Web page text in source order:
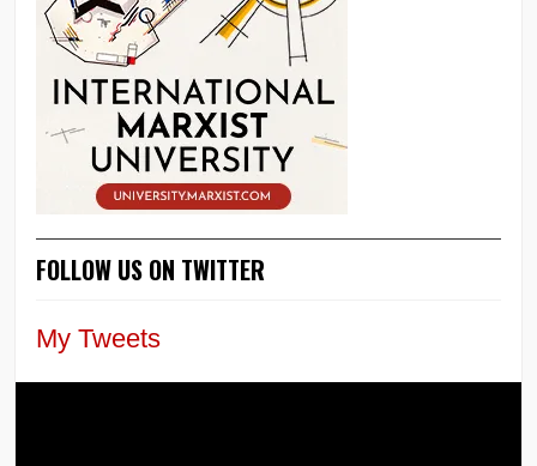
FOLLOW US ON TWITTER
My Tweets